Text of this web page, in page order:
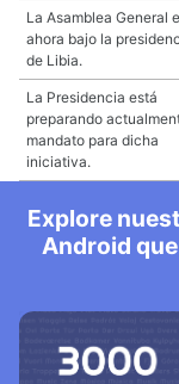
La Asamblea General
ahora bajo la
de Libia.
La Presidencia está
preparando
mandato para dicha
iniciativa.
Explore
Android